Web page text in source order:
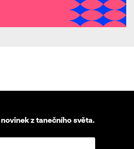
z tanečního světa.